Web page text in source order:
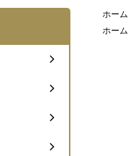
ホーム
ホーム